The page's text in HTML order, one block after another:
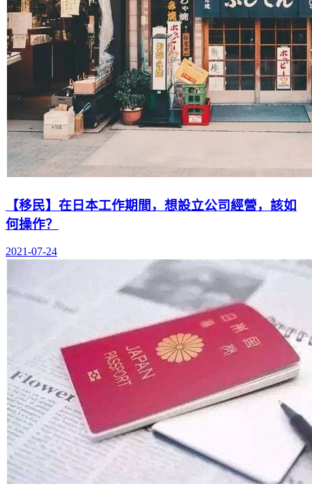
【移民】在日本工作期間，想設立公司經營，該如
何操作？
2021-07-24